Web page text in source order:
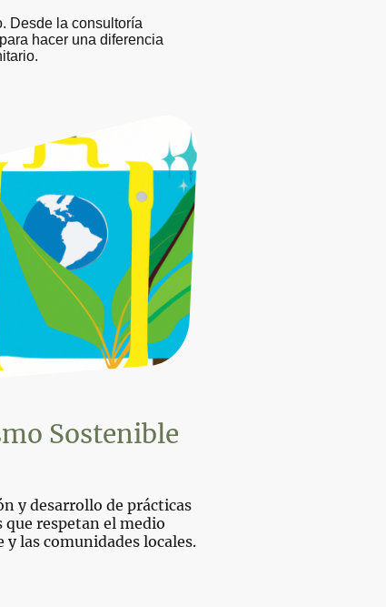
Desde la consultoría
hacer una diferencia
Sostenible
y desarrollo de prácticas
respetan el medio
y las comunidades locales.